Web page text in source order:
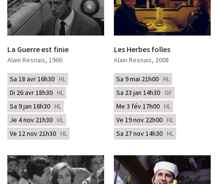
La Guerre est finie
Alain Resnais, 1966
Sa 18 avr 16h30 HL
Di 26 avr 18h30 HL
Sa 9 jan 16h30 HL
Je 4 nov 21h30 HL
Ve 12 nov 21h30 HL
Les Herbes folles
Alain Resnais, 2008
Sa 9 mai 21h00 HL
Sa 23 jan 14h30 GF
Me 3 fév 17h00 HL
Ve 19 nov 22h00 HL
Sa 27 nov 14h30 HL